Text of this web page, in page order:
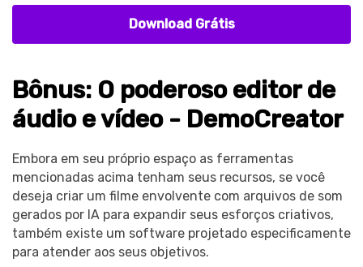
Download Grátis
Bônus: O poderoso editor de
áudio e vídeo - DemoCreator
Embora em seu próprio espaço as ferramentas
mencionadas acima tenham seus recursos, se você
deseja criar um filme envolvente com arquivos de som
gerados por IA para expandir seus esforços criativos,
também existe um software projetado especificamente
para atender aos seus objetivos.